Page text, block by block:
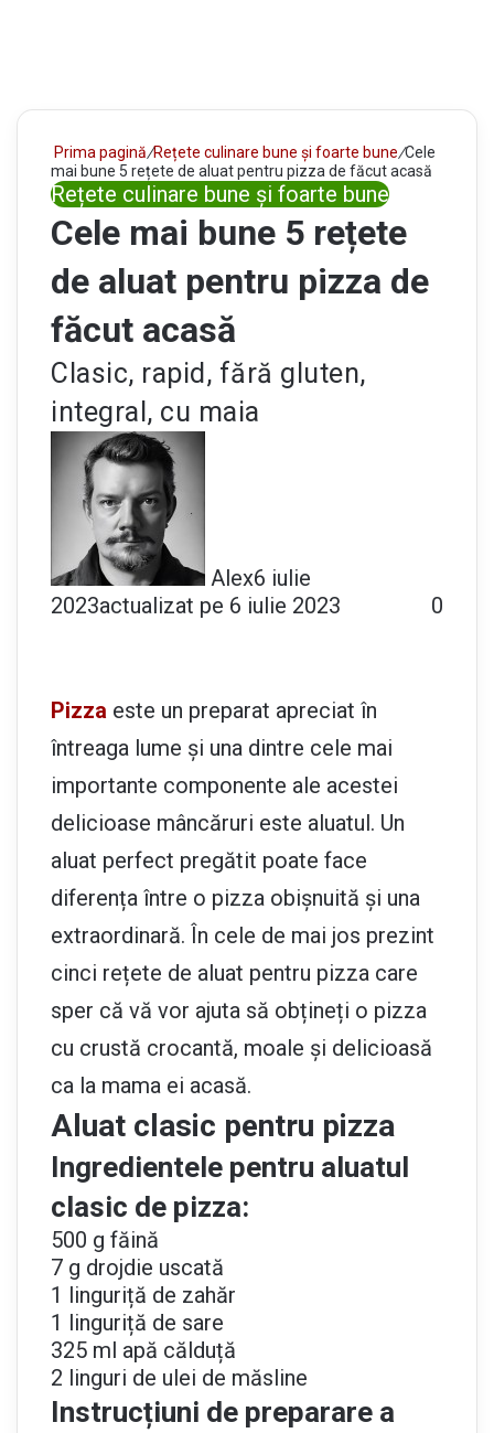
Prima pagină/Rețete culinare bune și foarte bune/Cele
mai bune 5 rețete de aluat pentru pizza de făcut acasă
Rețete culinare bune și foarte bune
Cele mai bune 5 rețete
de aluat pentru pizza de
făcut acasă
Clasic, rapid, fără gluten,
integral, cu maia
Alex6 iulie
2023actualizat pe 6 iulie 2023 0
Pizza este un preparat apreciat în
întreaga lume și una dintre cele mai
importante componente ale acestei
delicioase mâncăruri este aluatul. Un
aluat perfect pregătit poate face
diferența între o pizza obișnuită și una
extraordinară. În cele de mai jos prezint
cinci rețete de aluat pentru pizza care
sper că vă vor ajuta să obțineți o pizza
cu crustă crocantă, moale și delicioasă
ca la mama ei acasă.
Aluat clasic pentru pizza
Ingredientele pentru aluatul
clasic de pizza:
500 g făină
7 g drojdie uscată
1 linguriță de zahăr
1 linguriță de sare
325 ml apă călduță
2 linguri de ulei de măsline
Instrucțiuni de preparare a